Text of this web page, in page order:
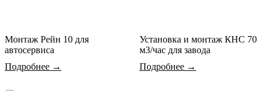
Монтаж Рейн 10 для
автосервиса
Подробнее →
Установка и монтаж КНС 70
м3/час для завода
Подробнее →